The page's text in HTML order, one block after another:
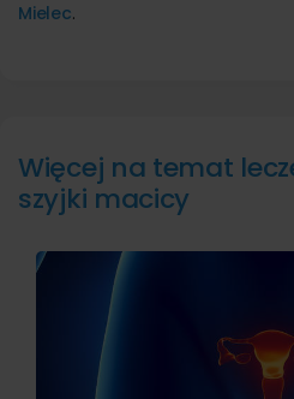
Mielec.
Więcej na temat
szyjki macicy